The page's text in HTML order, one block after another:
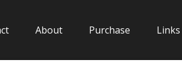
About Purchase Links